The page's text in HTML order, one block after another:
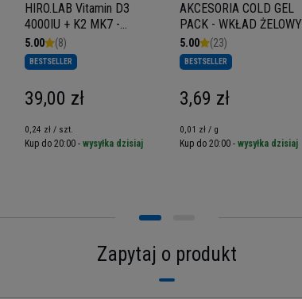
HIRO.LAB Vitamin D3
4000IU + K2 MK7 -
160tabs.
5.00 (8)
BESTSELLER
39,00 zł
0,24 zł / szt.
Kup do 20:00 - wysyłka dzisiaj
AKCESORIA COLD GEL
PACK - WKŁAD ŻELOWY
CHŁODZĄCY - 480g
5.00 (23)
BESTSELLER
3,69 zł
0,01 zł / g
Kup do 20:00 - wysyłka dzisiaj
Zapytaj o produkt